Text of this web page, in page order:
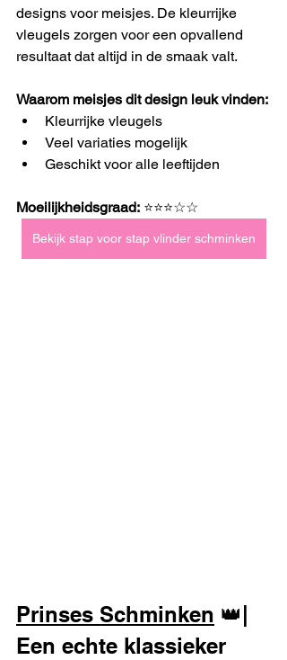
designs voor meisjes. De kleurrijke
vleugels zorgen voor een opvallend
resultaat dat altijd in de smaak valt.
Waarom meisjes dit design leuk vinden:
Kleurrijke vleugels
Veel variaties mogelijk
Geschikt voor alle leeftijden
Moeilijkheidsgraad: ⭐⭐⭐☆☆
Bekijk stap voor stap vlinder schminken
Prinses Schminken 👑|
Een echte klassieker